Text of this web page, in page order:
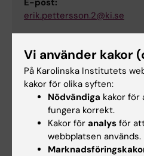
E-post:
erik.pettersson.2@ki.se
Magdalena
Ekonom
Telefon:
+46852483887
E-post:
magdalena.michalec@ki.se
Vi använder kakor
På Karolinska Institutets
kakor för olika syften:
Nödvändiga kakor för
fungera korrekt.
Kakor för analys för
webbplatsen används.